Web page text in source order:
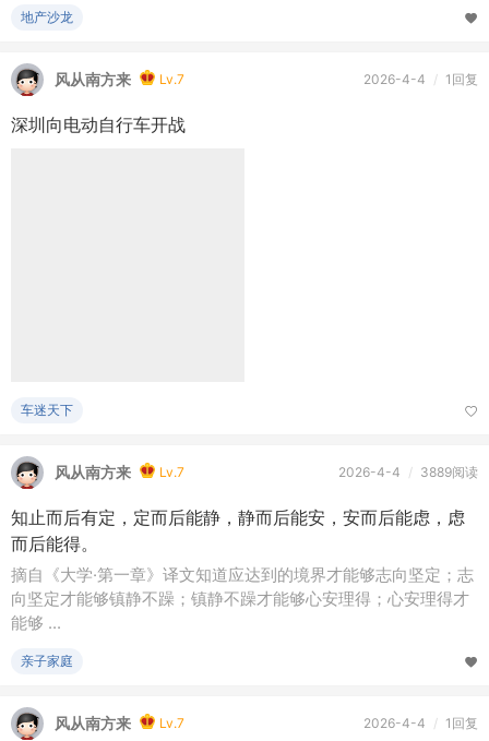
地产沙龙
风从南方来 Lv.7 2026-4-4 / 1回复
深圳向电动自行车开战
车迷天下
风从南方来 Lv.7 2026-4-4 / 3889阅读
知止而后有定，定而后能静，静而后能安，安而后能虑，虑
而后能得。
摘自《大学·第一章》译文知道应达到的境界才能够志向坚定；志
向坚定才能够镇静不躁；镇静不躁才能够心安理得；心安理得才
能够 ...
亲子家庭
风从南方来 Lv.7 2026-4-4 / 1回复